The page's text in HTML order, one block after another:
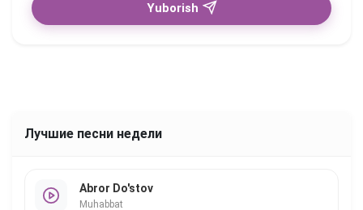
Yuborish
Лучшие песни недели
Abror Do'stov
Muhabbat